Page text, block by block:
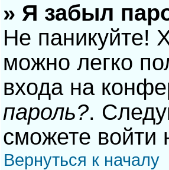
» Я забыл
Не паникуйте!
можно легко
входа на
пароль?.
сможете
Вернуться к началу